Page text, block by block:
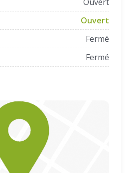
Ouvert
Fermé
Fermé